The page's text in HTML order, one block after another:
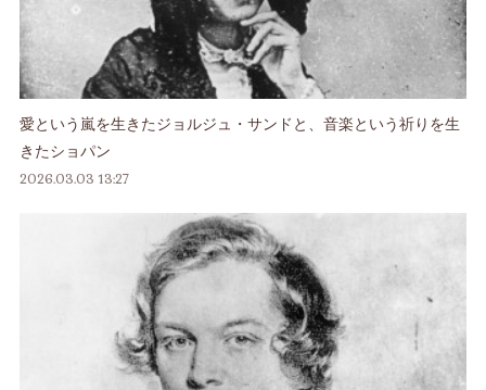
愛という嵐を生きたジョルジュ・サンドと、音楽という祈りを生
きたショパン
2026.03.03 13:27